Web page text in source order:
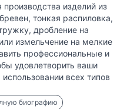
изделий из
тонкая распиловка,
дробление на
измельчение на мелкие
профессиональные и
удовлетворить ваши
всех типов
биографию